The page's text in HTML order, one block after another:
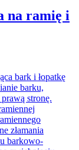
na ramię i
bark i łopatkę
barku,
stronę.
złamania
barkowo-